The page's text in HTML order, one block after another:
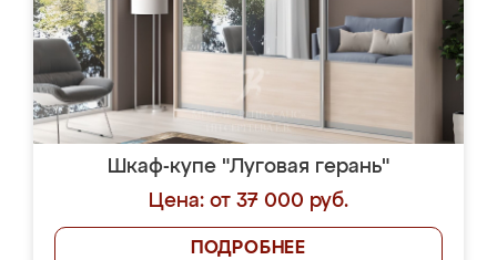
Шкаф-купе "Луговая герань"
Цена: от 37 000 руб.
ПОДРОБНЕЕ